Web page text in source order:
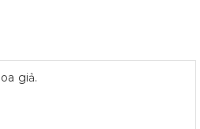
giả.